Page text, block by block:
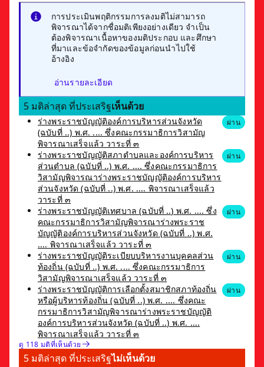
การประเมินพฤติกรรมการลงมติไม่สามารถ
พิจารณาได้จากชื่อมติเพียงอย่างเดียว จำเป็น
ต้องพิจารณาเนื้อหาของมติประกอบ และศึกษา
ที่มาและข้อจำกัดของข้อมูลก่อนนำไปใช้
อ้างอิง
อ่านรายละเอียด
5 มติล่าสุด ที่ประเสริฐเห็นด้วย
ร่างพระราชบัญญัติองค์การบริหารส่วนจังหวัด
(ฉบับที่ ..) พ.ศ. .... ซึ่งคณะกรรมาธิการวิสามัญ
พิจารณาเสร็จแล้ว วาระที่ ๓
ผ่าน
ร่างพระราชบัญญัติสภาตำบลและองค์การบริหาร
ส่วนตำบล (ฉบับที่ ..) พ.ศ. .... ซึ่งคณะกรรมาธิการ
วิสามัญพิจารณาร่างพระราชบัญญัติองค์การบริหาร
ส่วนจังหวัด (ฉบับที่ ..) พ.ศ. .... พิจารณาเสร็จแล้ว
วาระที่ ๓
ผ่าน
ร่างพระราชบัญญัติเทศบาล (ฉบับที่ ..) พ.ศ. .... ซึ่ง
คณะกรรมาธิการวิสามัญพิจารณาร่างพระราช
บัญญัติองค์การบริหารส่วนจังหวัด (ฉบับที่ ..) พ.ศ.
.... พิจารณาเสร็จแล้ว วาระที่ ๓
ผ่าน
ร่างพระราชบัญญัติระเบียบบริหารงานบุคคลส่วน
ท้องถิ่น (ฉบับที่ ..) พ.ศ. .... ซึ่งคณะกรรมาธิการ
วิสามัญพิจารณาเสร็จแล้ว วาระที่ ๓
ผ่าน
ร่างพระราชบัญญัติการเลือกตั้งสมาชิกสภาท้องถิ่น
หรือผู้บริหารท้องถิ่น (ฉบับที่ ..) พ.ศ. .... ซึ่งคณะ
กรรมาธิการวิสามัญพิจารณาร่างพระราชบัญญัติ
องค์การบริหารส่วนจังหวัด (ฉบับที่ ..) พ.ศ. ....
พิจารณาเสร็จแล้ว วาระที่ ๓
ผ่าน
ดู 118 มติที่เห็นด้วย
5 มติล่าสุด ที่ประเสริฐไม่เห็นด้วย